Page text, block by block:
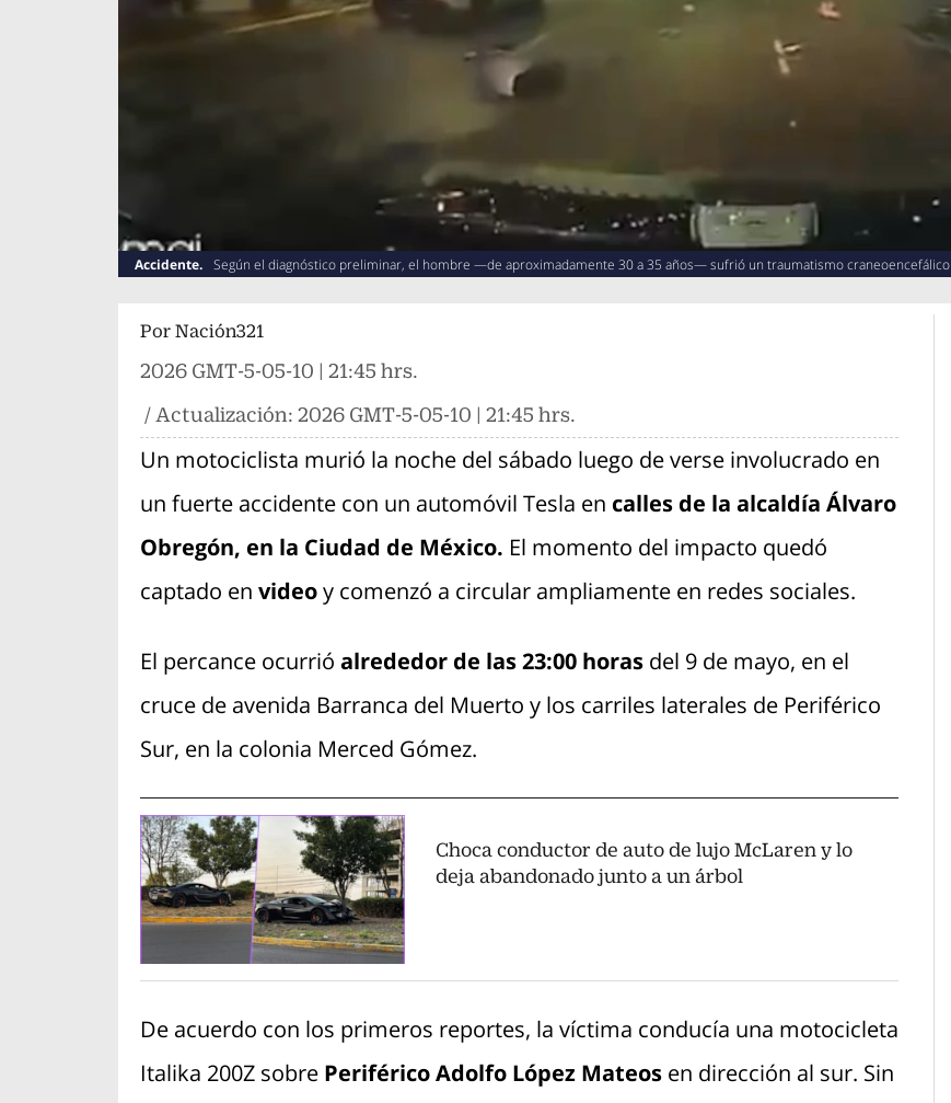
Accidente. Según el diagnóstico preliminar, el hombre —de aproximadamente 30 a 35 años— sufrió un traumatismo craneoencefálico
Por Nación321
2026 GMT-5-05-10 | 21:45 hrs.
/ Actualización: 2026 GMT-5-05-10 | 21:45 hrs.
Un motociclista murió la noche del sábado luego de verse involucrado en
un fuerte accidente con un automóvil Tesla en calles de la alcaldía Álvaro
Obregón, en la Ciudad de México. El momento del impacto quedó
captado en videoy comenzó a circular ampliamente en redes sociales.
El percance ocurrió alrededor de las 23:00 horas del 9 de mayo, en el
cruce de avenida Barranca del Muerto y los carriles laterales de Periférico
Sur, en la colonia Merced Gómez.
Choca conductor de auto de lujo McLaren y lo
deja abandonado junto a un árbol
De acuerdo con los primeros reportes, la víctima conducía una motocicleta
Italika 200Z sobre Periférico Adolfo López Mateos en dirección al sur. Sin